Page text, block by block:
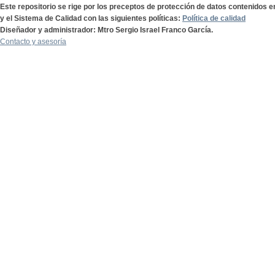
Este repositorio se rige por los preceptos de protección de datos contenidos
y el Sistema de Calidad con las siguientes políticas: Política de calidad
Diseñador y administrador: Mtro Sergio Israel Franco García.
Contacto y asesoría